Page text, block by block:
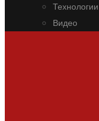
Технологии
Видео